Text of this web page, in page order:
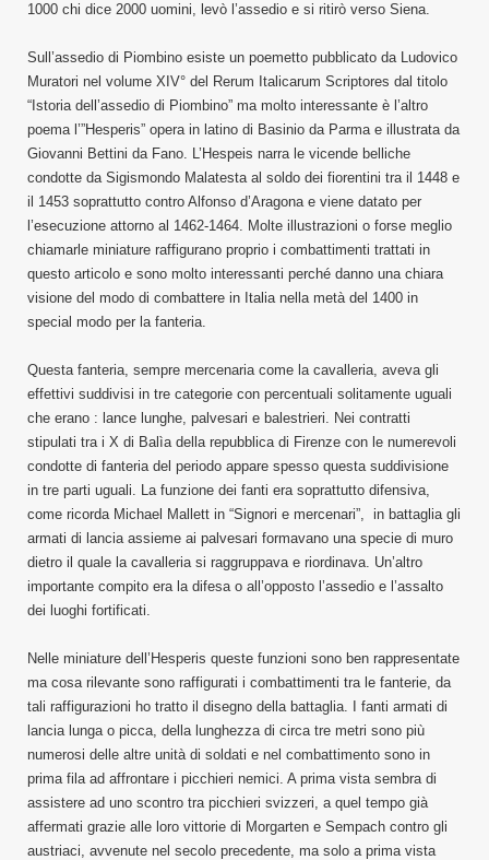
1000 chi dice 2000 uomini, levò l’assedio e si ritirò verso Siena.
Sull’assedio di Piombino esiste un poemetto pubblicato da Ludovico
Muratori nel volume XIV° del Rerum Italicarum Scriptores dal titolo
“Istoria dell’assedio di Piombino” ma molto interessante è l’altro
poema l’”Hesperis” opera in latino di Basinio da Parma e illustrata da
Giovanni Bettini da Fano. L’Hespeis narra le vicende belliche
condotte da Sigismondo Malatesta al soldo dei fiorentini tra il 1448 e
il 1453 soprattutto contro Alfonso d’Aragona e viene datato per
l’esecuzione attorno al 1462-1464. Molte illustrazioni o forse meglio
chiamarle miniature raffigurano proprio i combattimenti trattati in
questo articolo e sono molto interessanti perché danno una chiara
visione del modo di combattere in Italia nella metà del 1400 in
special modo per la fanteria.
Questa fanteria, sempre mercenaria come la cavalleria, aveva gli
effettivi suddivisi in tre categorie con percentuali solitamente uguali
che erano : lance lunghe, palvesari e balestrieri. Nei contratti
stipulati tra i X di Balìa della repubblica di Firenze con le numerevoli
condotte di fanteria del periodo appare spesso questa suddivisione
in tre parti uguali. La funzione dei fanti era soprattutto difensiva,
come ricorda Michael Mallett in “Signori e mercenari”, in battaglia gli
armati di lancia assieme ai palvesari formavano una specie di muro
dietro il quale la cavalleria si raggruppava e riordinava. Un’altro
importante compito era la difesa o all’opposto l’assedio e l’assalto
dei luoghi fortificati.
Nelle miniature dell’Hesperis queste funzioni sono ben rappresentate
ma cosa rilevante sono raffigurati i combattimenti tra le fanterie, da
tali raffigurazioni ho tratto il disegno della battaglia. I fanti armati di
lancia lunga o picca, della lunghezza di circa tre metri sono più
numerosi delle altre unità di soldati e nel combattimento sono in
prima fila ad affrontare i picchieri nemici. A prima vista sembra di
assistere ad uno scontro tra picchieri svizzeri, a quel tempo già
affermati grazie alle loro vittorie di Morgarten e Sempach contro gli
austriaci, avvenute nel secolo precedente, ma solo a prima vista